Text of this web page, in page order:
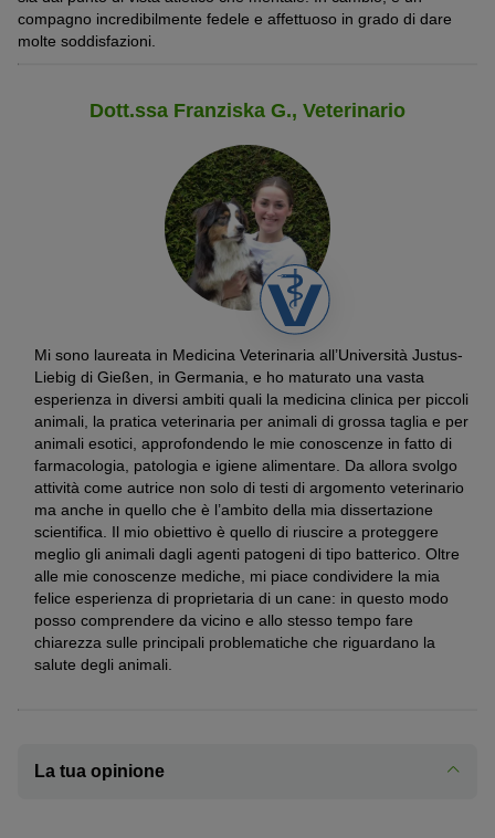
un’organizzazione affidabile.
Leggi questo articolo per scoprire
© andromedicus / stock.adobe.com
I cuccioli di Podenco Andaluso sono disponibili solo in Spagna.
nostri amici di zampa.
compagno incredibilmente fedele e affettuoso in grado di dare
molte soddisfazioni.
Dott.ssa Franziska G., Veterinario
Mi sono laureata in Medicina Veterinaria all’Università Justus-
Liebig di Gießen, in Germania, e ho maturato una vasta
esperienza in diversi ambiti quali la medicina clinica per piccoli
animali, la pratica veterinaria per animali di grossa taglia e per
animali esotici, approfondendo le mie conoscenze in fatto di
farmacologia, patologia e igiene alimentare. Da allora svolgo
attività come autrice non solo di testi di argomento veterinario
ma anche in quello che è l’ambito della mia dissertazione
scientifica. Il mio obiettivo è quello di riuscire a proteggere
meglio gli animali dagli agenti patogeni di tipo batterico. Oltre
alle mie conoscenze mediche, mi piace condividere la mia
felice esperienza di proprietaria di un cane: in questo modo
posso comprendere da vicino e allo stesso tempo fare
chiarezza sulle principali problematiche che riguardano la
salute degli animali.
La tua opinione